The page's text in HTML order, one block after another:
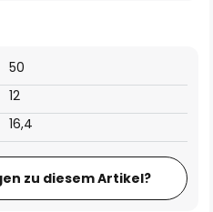
12
50
16,4
zu diesem Artikel?